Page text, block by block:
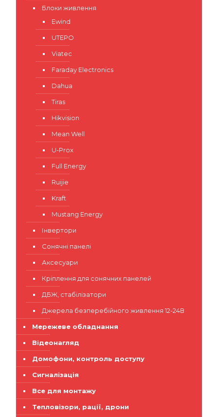
Блоки живлення
Ewind
UTEPO
Viatec
Faraday Electronics
Dahua
Tiras
Hikvision
Mean Well
U-Prox
Full Energy
Ruijie
Kraft
Mustang Energy
Інвертори
Сонячні панелі
Аксесуари
Кріплення для сонячних панелей
ДБЖ, стабілізатори
Джерела безперебійного живлення 12-24В
Мережеве обладнання
Відеонагляд
Домофони, контроль доступу
Сигналізація
Все для монтажу
Тепловізори, рації, дрони